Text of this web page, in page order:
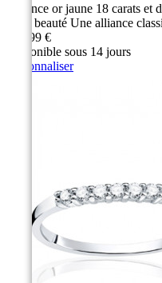
Alliance or jaune 18 carats et
toute beauté Une alliance
599,99 €
Disponible sous 14 jours
Personnaliser